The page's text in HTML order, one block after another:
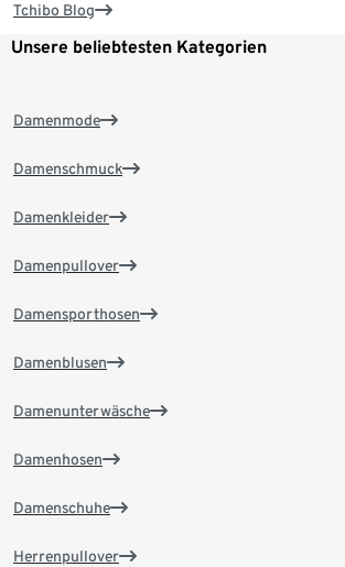
Tchibo Blog
Unsere beliebtesten Kategorien
Damenmode
Damenschmuck
Damenkleider
Damenpullover
Damensporthosen
Damenblusen
Damenunterwäsche
Damenhosen
Damenschuhe
Herrenpullover